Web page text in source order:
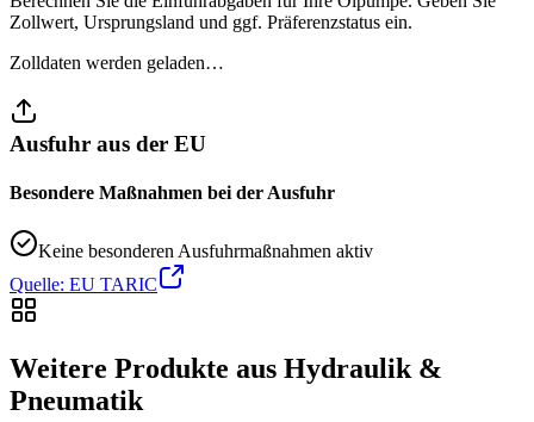
Zollwert, Ursprungsland und ggf. Präferenzstatus ein.
Zolldaten werden geladen…
Ausfuhr aus der EU
Besondere Maßnahmen bei der Ausfuhr
Keine besonderen Ausfuhrmaßnahmen aktiv
Quelle: EU TARIC
Weitere Produkte aus Hydraulik &
Pneumatik